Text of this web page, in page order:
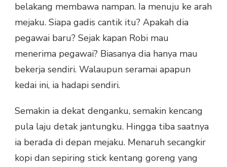
belakang membawa nampan. Ia menuju ke arah
mejaku. Siapa gadis cantik itu? Apakah dia
pegawai baru? Sejak kapan Robi mau
menerima pegawai? Biasanya dia hanya mau
bekerja sendiri. Walaupun seramai apapun
kedai ini, ia hadapi sendiri.
Semakin ia dekat denganku, semakin kencang
pula laju detak jantungku. Hingga tiba saatnya
ia berada di depan mejaku. Menaruh secangkir
kopi dan sepiring stick kentang goreng yang